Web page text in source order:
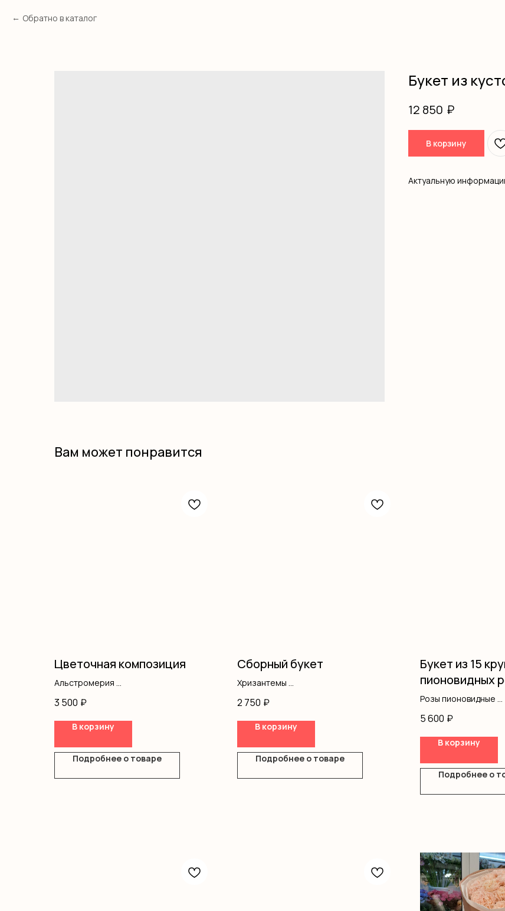
Обратно в каталог
Букет из
12 850 ₽
В корзину
Актуальную
Вам может понравится
Цветочная композиция
Альстромерия
Кустовая роза
Оазис
Коробка
3 500 ₽
В корзину
Подробнее о товаре
Сборный букет
Хризантемы
Кустовая роза
Оформление
2 750 ₽
В корзину
Подробнее о товаре
Букет из 15
пионовидных
Розы пионовидные
5 600 ₽
В корзину
Подробнее о